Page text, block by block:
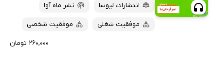
انتشارات لیوسا
نشر ماه آوا
موفقیت شغلی موفقیت شخصی
۲۶۰,۰۰۰ تومان